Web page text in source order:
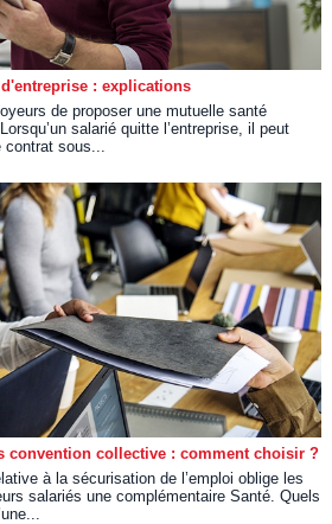
: explications
de proposer une mutuelle santé
salarié quitte l’entreprise, il peut
sous...
convention collective : comment choisir ?
à la sécurisation de l’emploi oblige les
salariés une complémentaire Santé. Quels